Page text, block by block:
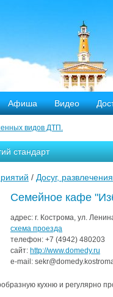
Афиша Видео
видов ДТП.
на Чернобыльской АЭС
20 человек
стандарт
/ Досуг, развлечения
Семейное кафе
адрес: г. Кострома, ул.
схема проезда
телефон: +7 (4942) 480203
сайт: http://www.domedy.ru
e-mail:
кухню и регулярно